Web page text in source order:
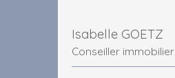
Isabelle GOETZ
Conseiller immobilier